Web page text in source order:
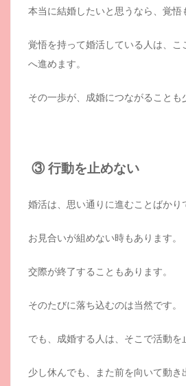
本当に結婚したいと思うなら、覚悟
覚悟を持って婚活している人は、
へ進めます。
その一歩が、成婚につながることも
③ 行動を止めない
婚活は、思い通りに進むことばかり
お見合いが組めない時もあります。
交際が終了することもあります。
そのたびに落ち込むのは当然です。
でも、成婚する人は、そこで活動を
少し休んでも、また前を向いて動き